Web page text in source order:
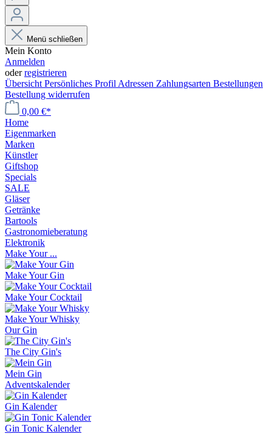
Menü schließen
Mein Konto
Anmelden
oderregistrieren
Übersicht Persönliches Profil Adressen Zahlungsarten Bestellungen
Bestellung widerrufen
0,00 €*
Home
Eigenmarken
Marken
Künstler
Giftshop
Specials
SALE
Gläser
Getränke
Bartools
Gastronomieberatung
Elektronik
Make Your ...
Make Your Gin
Make Your Cocktail
Make Your Whisky
Our Gin
The City Gin's
Mein Gin
Adventskalender
Gin Kalender
Gin Tonic Kalender